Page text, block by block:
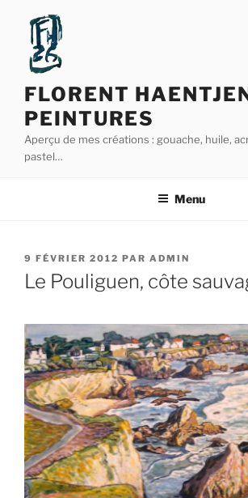
contenu
principal
FLORENT
PEINTURES
Aperçu de mes créations : gouache, huile,
pastel…
Menu
PUBLIÉ
LE
9 FÉVRIER 2012 PAR ADMIN
Le Pouliguen, côte